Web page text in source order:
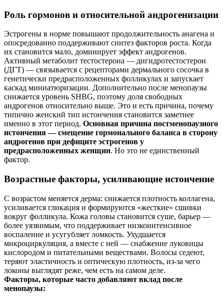
Роль гормонов и относительной андрогенизации
Эстрогены в норме повышают продолжительность анагена и
опосредованно поддерживают синтез факторов роста. Когда
их становится мало, доминирует эффект андрогенов.
Активный метаболит тестостерона — дигидротестостерон
(ДГТ) — связывается с рецепторами дермального сосочка в
генетически предрасположенных фолликулах и запускает
каскад миниатюризации. Дополнительно после менопаузы
снижается уровень SHBG, поэтому доля свободных
андрогенов относительно выше. Это и есть причина, почему
типично женский тип истончения становится заметнее
именно в этот период. Основная причина постменопаузного
истончения — смещение гормонального баланса в сторону
андрогенов при дефиците эстрогенов у
предрасположенных женщин. Но это не единственный
фактор.
Возрастные факторы, усиливающие истончение
С возрастом меняется дерма: снижается плотность коллагена,
усиливается гликация и формируются «жесткие» сшивки
вокруг фолликула. Кожа головы становится суше, барьер —
более уязвимым, что поддерживает низкоинтенсивное
воспаление и усугубляет ломкость. Ухудшается
микроциркуляция, а вместе с ней — снабжение луковицы
кислородом и питательными веществами. Волосы седеют,
теряют эластичность и оптическую плотность, из-за чего
локоны выглядят реже, чем есть на самом деле.
Факторы, которые часто добавляют вклад после
менопаузы: